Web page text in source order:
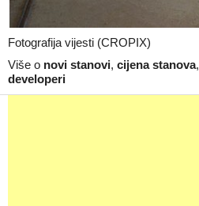
Fotografija vijesti (CROPIX)
Više o novi stanovi, cijena stanova,
developeri